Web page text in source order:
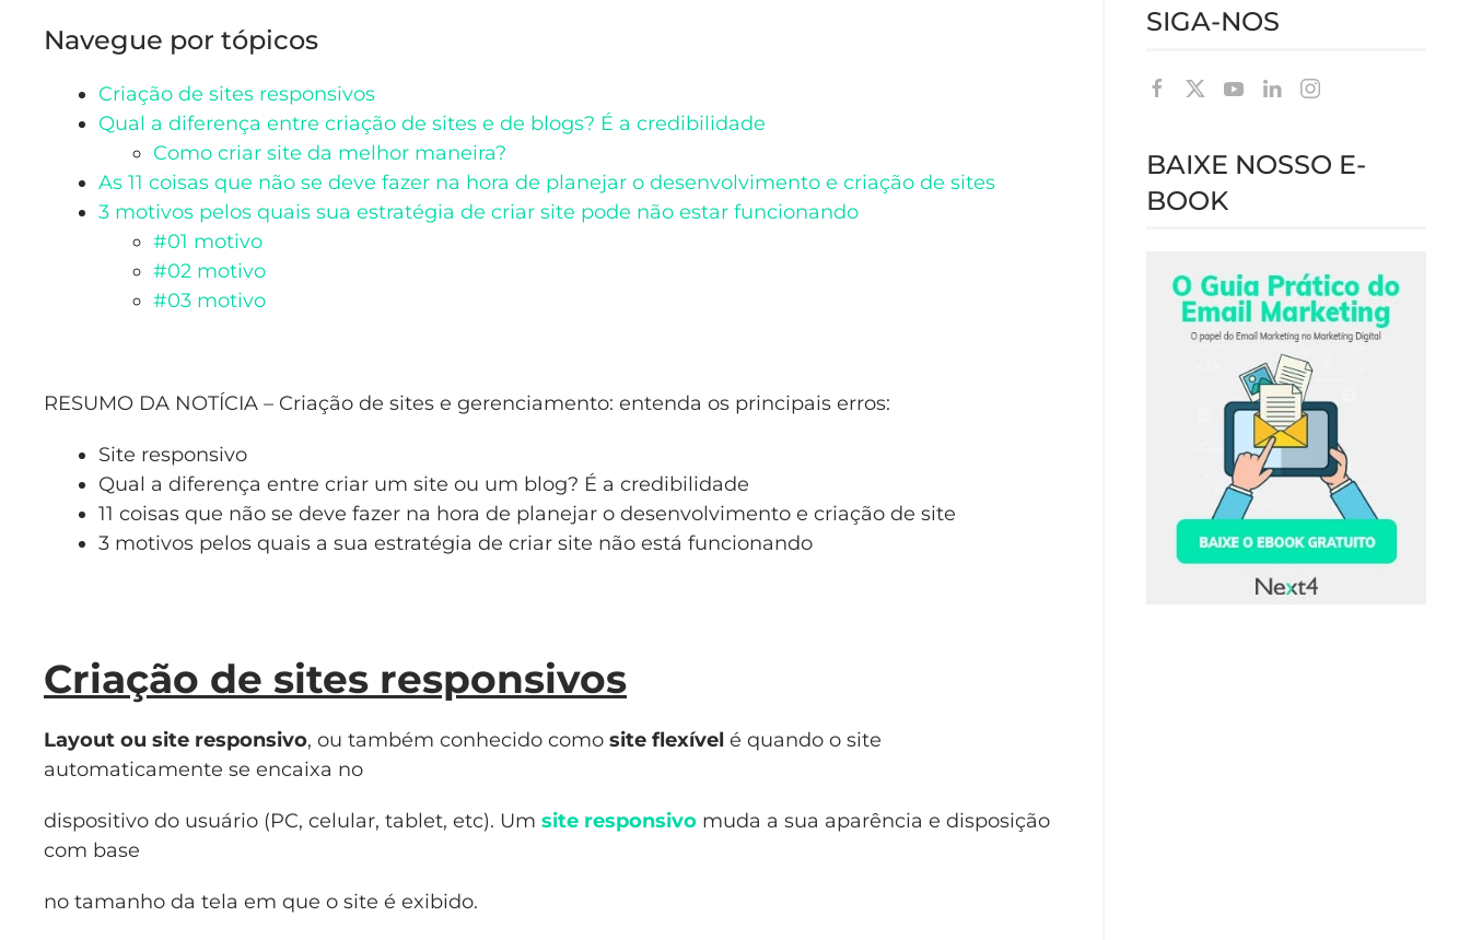
Navegue por tópicos
Criação de sites responsivos
Qual a diferença entre criação de sites e de blogs? É a credibilidade
Como criar site da melhor maneira?
As 11 coisas que não se deve fazer na hora de planejar o desenvolvimento e criação de sites
3 motivos pelos quais sua estratégia de criar site pode não estar funcionando
#01 motivo
#02 motivo
#03 motivo
RESUMO DA NOTÍCIA – Criação de sites e gerenciamento: entenda os principais erros:
Site responsivo
Qual a diferença entre criar um site ou um blog? É a credibilidade
11 coisas que não se deve fazer na hora de planejar o desenvolvimento e criação de site
3 motivos pelos quais a sua estratégia de criar site não está funcionando
Criação de sites responsivos
Layout ou site responsivo, ou também conhecido como site flexível é quando o site
automaticamente se encaixa no
dispositivo do usuário (PC, celular, tablet, etc). Um site responsivo muda a sua aparência e disposição
com base
no tamanho da tela em que o site é exibido.
SIGA-NOS
BAIXE NOSSO E-
BOOK